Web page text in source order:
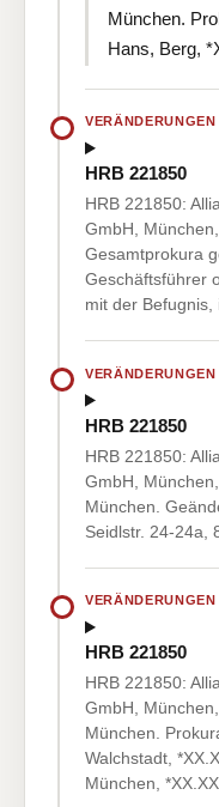
München.
Hans, Berg,
VERÄNDERUNGEN
HRB 221850
HRB 221850:
GmbH,
Gesamtprokura
Geschäftsführer
mit der Befugnis,
VERÄNDERUNGEN
HRB 221850
HRB 221850:
GmbH,
München.
Seidlstr. 24-24a,
VERÄNDERUNGEN
HRB 221850
HRB 221850:
GmbH,
München.
Walchstadt,
München,